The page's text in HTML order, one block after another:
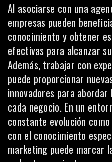
Al asociarse con una
empresas pueden
conocimiento y obtener
efectivas para alcanzar
Además, trabajar con
puede proporcionar
innovadores para
cada negocio. En un
constante evolución
con el conocimiento
marketing puede marcar